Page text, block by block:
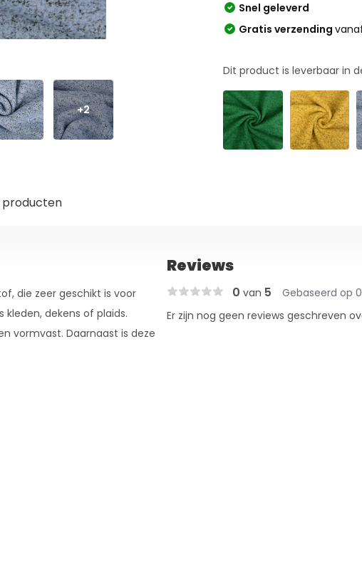
+2
Snel geleverd
Gratis verzending
Dit product is leverbaar in
die zeer geschikt is voor
kleden, dekens of plaids.
vormvast. Daarnaast is deze
Reviews
0 van 5 Gebaseerd op
Er zijn nog geen reviews geschreven